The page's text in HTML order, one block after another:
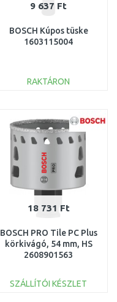
9 637 Ft
BOSCH Kúpos tüske
1603115004
RAKTÁRON
Összehasonlítás
18 731 Ft
BOSCH PRO Tile PC Plus
körkivágó, 54 mm, HS
2608901563
SZÁLLÍTÓI KÉSZLET